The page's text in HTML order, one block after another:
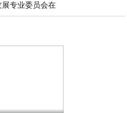
专业委员会在